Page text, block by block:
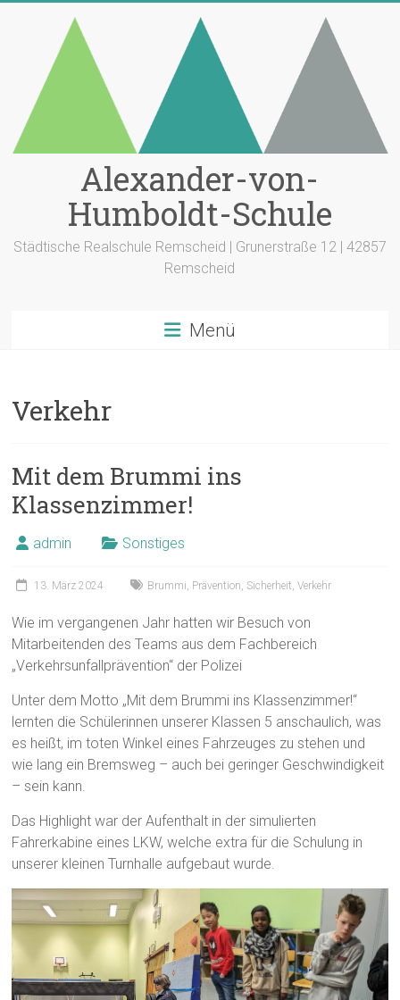
Alexander-von-
Humboldt-Schule
Städtische Realschule Remscheid | Grunerstraße 12 | 42857
Remscheid
Menü
Verkehr
Mit dem Brummi ins
Klassenzimmer!
admin Sonstiges
13. März 2024 Brummi, Prävention, Sicherheit,Verkehr
Wie im vergangenen Jahr hatten wir Besuch von
Mitarbeitenden des Teams aus dem Fachbereich
„Verkehrsunfallprävention“ der Polizei
Unter dem Motto „Mit dem Brummi ins Klassenzimmer!“
lernten die Schülerinnen unserer Klassen 5 anschaulich, was
es heißt, im toten Winkel eines Fahrzeuges zu stehen und
wie lang ein Bremsweg – auch bei geringer Geschwindigkeit
– sein kann.
Das Highlight war der Aufenthalt in der simulierten
Fahrerkabine eines LKW, welche extra für die Schulung in
unserer kleinen Turnhalle aufgebaut wurde.